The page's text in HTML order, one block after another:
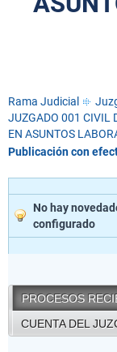
Rama Judicial
JUZGADO 001 CIVIL
EN ASUNTOS
Publicación con
No hay
configurado
PROCESOS
CUENTA DEL